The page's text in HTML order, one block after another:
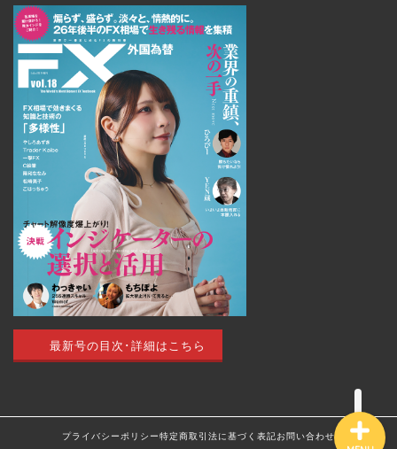
最新号の目次･詳細はこちら
プライバシーポリシー特定商取引法に基づく表記お問い合わせ
トップページ
発売のお知らせ
トレードアイデア
最新記事（すべての記事）